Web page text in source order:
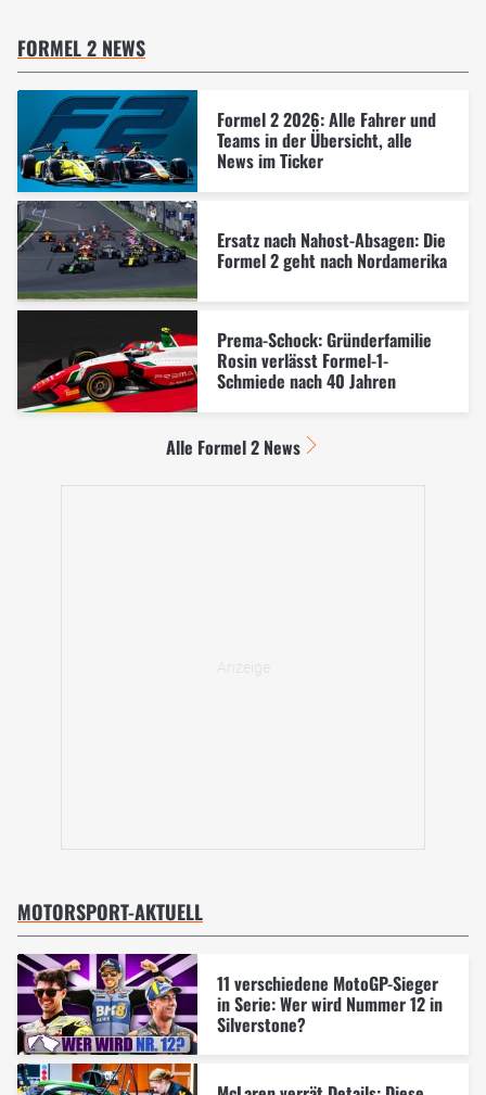
FORMEL 2 NEWS
Formel 2 2026: Alle Fahrer und
Teams in der Übersicht, alle
News im Ticker
Ersatz nach Nahost-Absagen: Die
Formel 2 geht nach Nordamerika
Prema-Schock: Gründerfamilie
Rosin verlässt Formel-1-
Schmiede nach 40 Jahren
Alle Formel 2 News
MOTORSPORT-AKTUELL
11 verschiedene MotoGP-Sieger
in Serie: Wer wird Nummer 12 in
Silverstone?